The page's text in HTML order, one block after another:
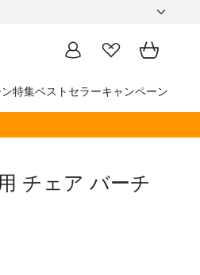
特集ベストセラーキャンペーン
チェア バーチ